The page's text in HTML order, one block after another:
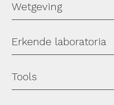
Wetgeving
Erkende laboratoria
Tools